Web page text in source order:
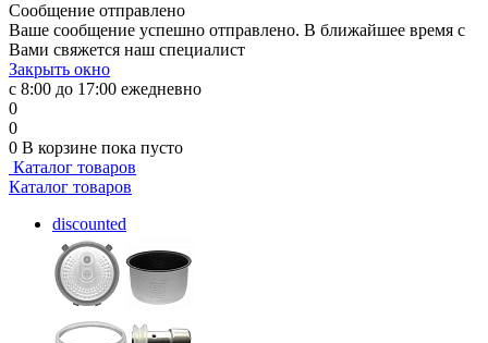
Сообщение отправлено
Ваше сообщение успешно отправлено. В ближайшее время с
Вами свяжется наш специалист
Закрыть окно
с 8:00 до 17:00 ежедневно
0
0
0 В корзине пока пусто
Каталог товаров
Каталог товаров
discounted